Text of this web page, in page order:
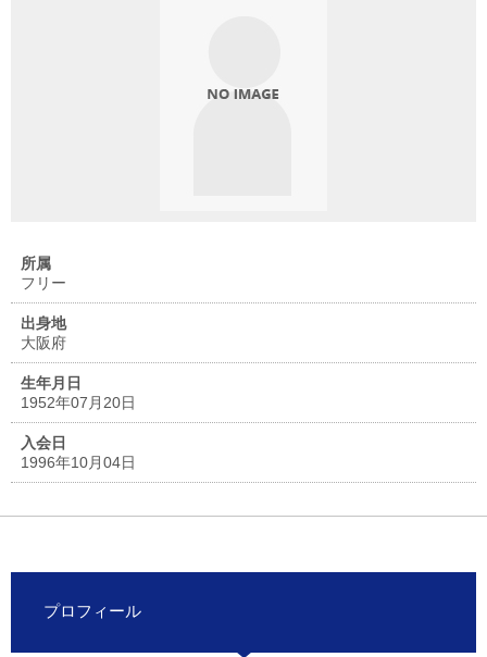
所属
フリー
出身地
大阪府
生年月日
1952年07月20日
入会日
1996年10月04日
プロフィール